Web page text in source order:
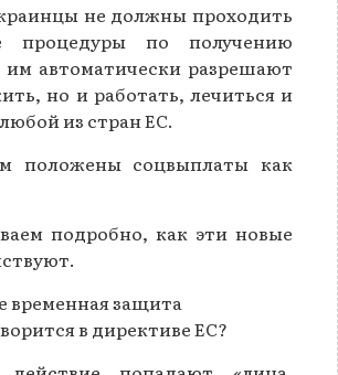
не должны проходить
процедуры по получению
автоматически разрешают
но и работать, лечиться и
из стран ЕС.
положены соцвыплаты как
подробно, как эти новые
временная защита
в директиве ЕС?